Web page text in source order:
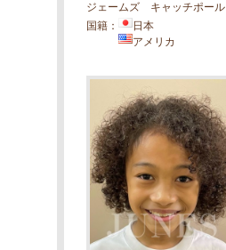
ジェームズ キャッチポール
国籍：
日本
アメリカ